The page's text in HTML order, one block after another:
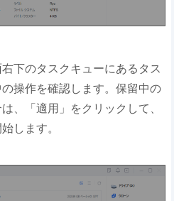
下のタスクキューにあるタス
操作を確認します。保留中の
、「適用」をクリックして、
します。